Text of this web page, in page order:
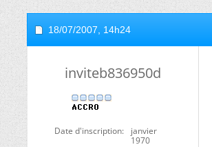
18/07/2007, 14h24
inviteb836950d
Date d'inscription
janvier
1970